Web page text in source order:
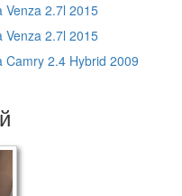
Venza 2.7l 2015
Venza 2.7l 2015
Camry 2.4 Hybrid 2009